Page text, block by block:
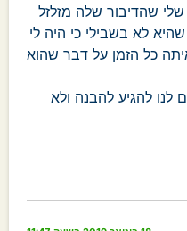
שהדיבור שלה מזלזל
לא בשבילי כי היה לי
כל הזמן על דבר שהוא
לנו להגיע להבנה ולא